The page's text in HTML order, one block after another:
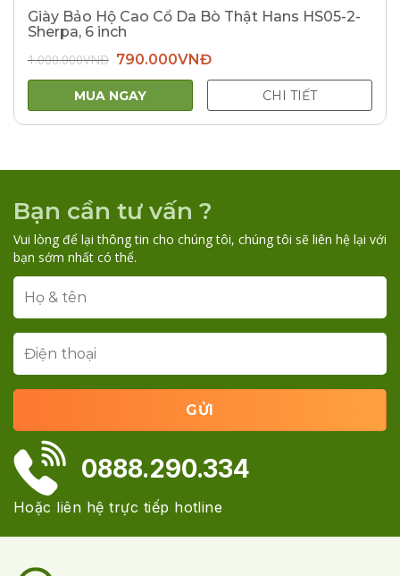
Giày Bảo Hộ Cao Cổ Da Bò Thật Hans HS05-2-
Sherpa, 6 inch
1.000.000VNĐ Giá
gốc
là:
1.000.000VNĐ.
790.000VNĐGiá
tại
790.000VNĐ.
MUA NGAY CHI TIẾT
Bạn cần tư vấn ?
Vui lòng để lại thông tin cho chúng tôi, chúng tôi sẽ liên hệ lại với
bạn sớm nhất có thể.
0888.290.334
Hoặc liên hệ trực tiếp hotline